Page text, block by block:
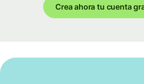
Crea ahora tu cuenta